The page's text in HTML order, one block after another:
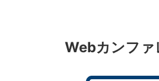
Webカンファ